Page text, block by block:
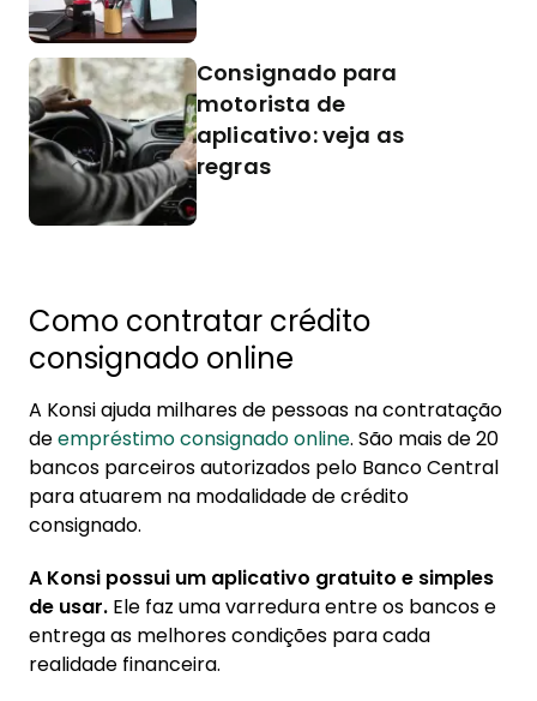
Consignado para
motorista de
aplicativo: veja as
regras
Como contratar crédito
consignado online
A Konsi ajuda milhares de pessoas na contratação
deempréstimo consignado online. São mais de 20
bancos parceiros autorizados pelo Banco Central
para atuarem na modalidade de crédito
consignado.
A Konsi possui um aplicativo gratuito e simples
de usar. Ele faz uma varredura entre os bancos e
entrega as melhores condições para cada
realidade financeira.